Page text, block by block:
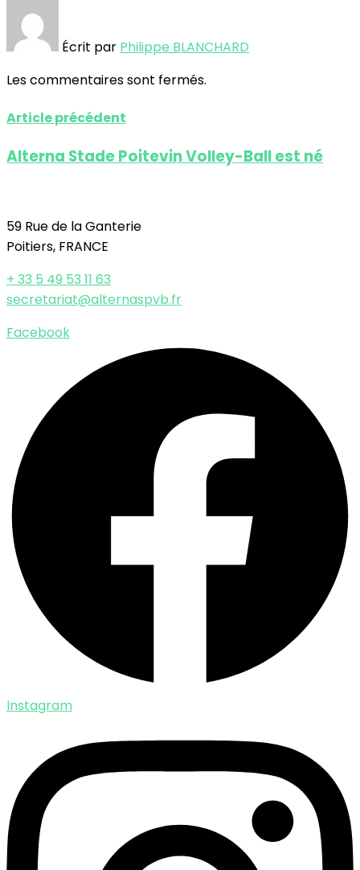
Écrit par Philippe BLANCHARD
Les commentaires sont fermés.
Article précédent
Alterna Stade Poitevin Volley-Ball est né
59 Rue de la Ganterie
Poitiers, FRANCE
+ 33 5 49 53 11 63
secretariat@alternaspvb.fr
Facebook
Instagram